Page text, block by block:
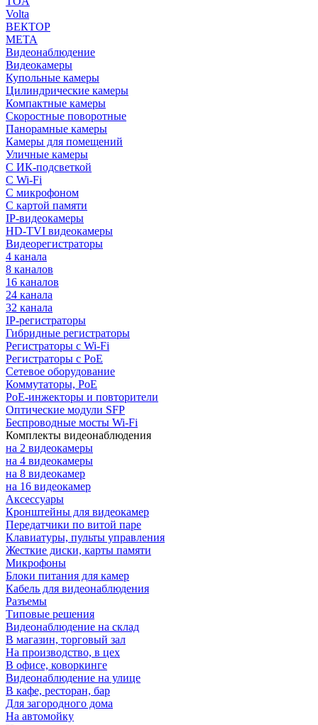
Volta
ВЕКТОР
МЕТА
Видеонаблюдение
Видеокамеры
Купольные камеры
Цилиндрические камеры
Компактные камеры
Скоростные поворотные
Панорамные камеры
Камеры для помещений
Уличные камеры
С ИК-подсветкой
С Wi-Fi
С микрофоном
С картой памяти
IP-видеокамеры
HD-TVI видеокамеры
Видеорегистраторы
4 канала
8 каналов
16 каналов
24 канала
32 канала
IP-регистраторы
Гибридные регистраторы
Регистраторы с Wi-Fi
Регистраторы с PoE
Сетевое оборудование
Коммутаторы, PoE
PoE-инжекторы и повторители
Оптические модули SFP
Беспроводные мосты Wi-Fi
Комплекты видеонаблюдения
на 2 видеокамеры
на 4 видеокамеры
на 8 видеокамер
на 16 видеокамер
Аксессуары
Кронштейны для видеокамер
Передатчики по витой паре
Клавиатуры, пульты управления
Жесткие диски, карты памяти
Микрофоны
Блоки питания для камер
Кабель для видеонаблюдения
Разъемы
Типовые решения
Видеонаблюдение на склад
В магазин, торговый зал
На производство, в цех
В офисе, коворкинге
Видеонаблюдение на улице
В кафе, ресторан, бар
Для загородного дома
На автомойку